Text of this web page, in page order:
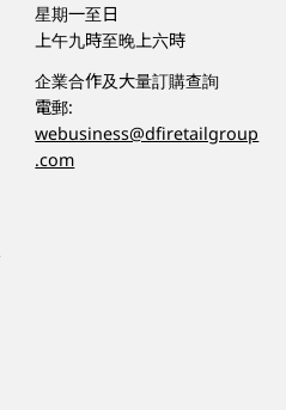
星期一至日
上午九時至晚上六時
企業合作及大量訂購查詢
電郵:
webusiness@dfiretailgroup
.com